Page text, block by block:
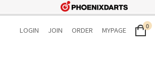
LOGIN JOIN ORDER MYPAGE 0